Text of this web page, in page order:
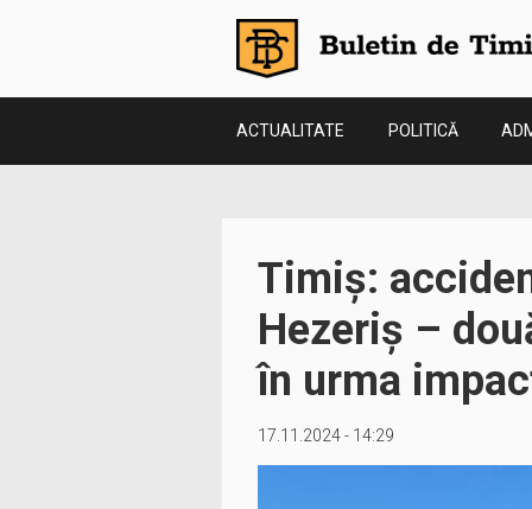
ACTUALITATE POLITICĂ
Timiș:
Hezeriș –
în urma
17.11.2024 - 14:29